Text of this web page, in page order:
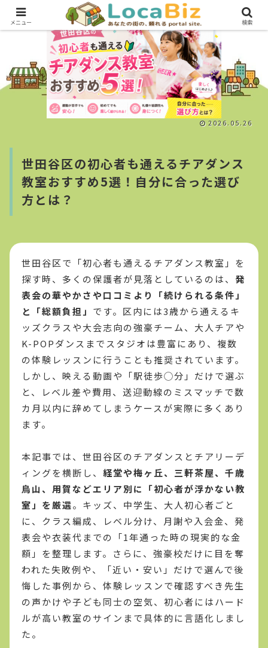
世田谷区の初心者も通えるチアダンス
教室おすすめ5選！自分に合った選び
方とは？
2026.05.26
世田谷区で「初心者も通えるチアダンス教室」を
探す時、多くの保護者が見落としているのは、 発
表会の華やかさや口コミより「続けられる条件」
と「総額負担」 です。区内には3歳から通えるキ
ッズクラスや大会志向の強豪チーム、大人チアや
K-POPダンスまでスタジオは豊富にあり、複数
の体験レッスンに行うことも推奨されています。
しかし、映える動画や「駅徒歩◯分」だけで選ぶ
と、レベル差や費用、送迎動線のミスマッチで数
カ月以内に辞めてしまうケースが実際に多くあり
ます。
本記事では、世田谷区のチアダンスとチアリーデ
ィングを横断し、 経堂や梅ヶ丘、三軒茶屋、千歳
烏山、用賀などエリア別に「初心者が浮かない教
室」を厳選。キッズ、中学生、大人初心者ごと
に、クラス編成、レベル分け、月謝や入会金、発
表会や衣装代までの「1年通った時の現実的な金
額」を整理します。さらに、強豪校だけに目を奪
われた失敗例や、「近い・安い」だけで選んで後
悔した事例から、体験レッスンで確認すべき先生
の声かけや子ども同士の空気、初心者にはハード
ルが高い教室のサインまで具体的に言語化しまし
た。
メニュー 検索